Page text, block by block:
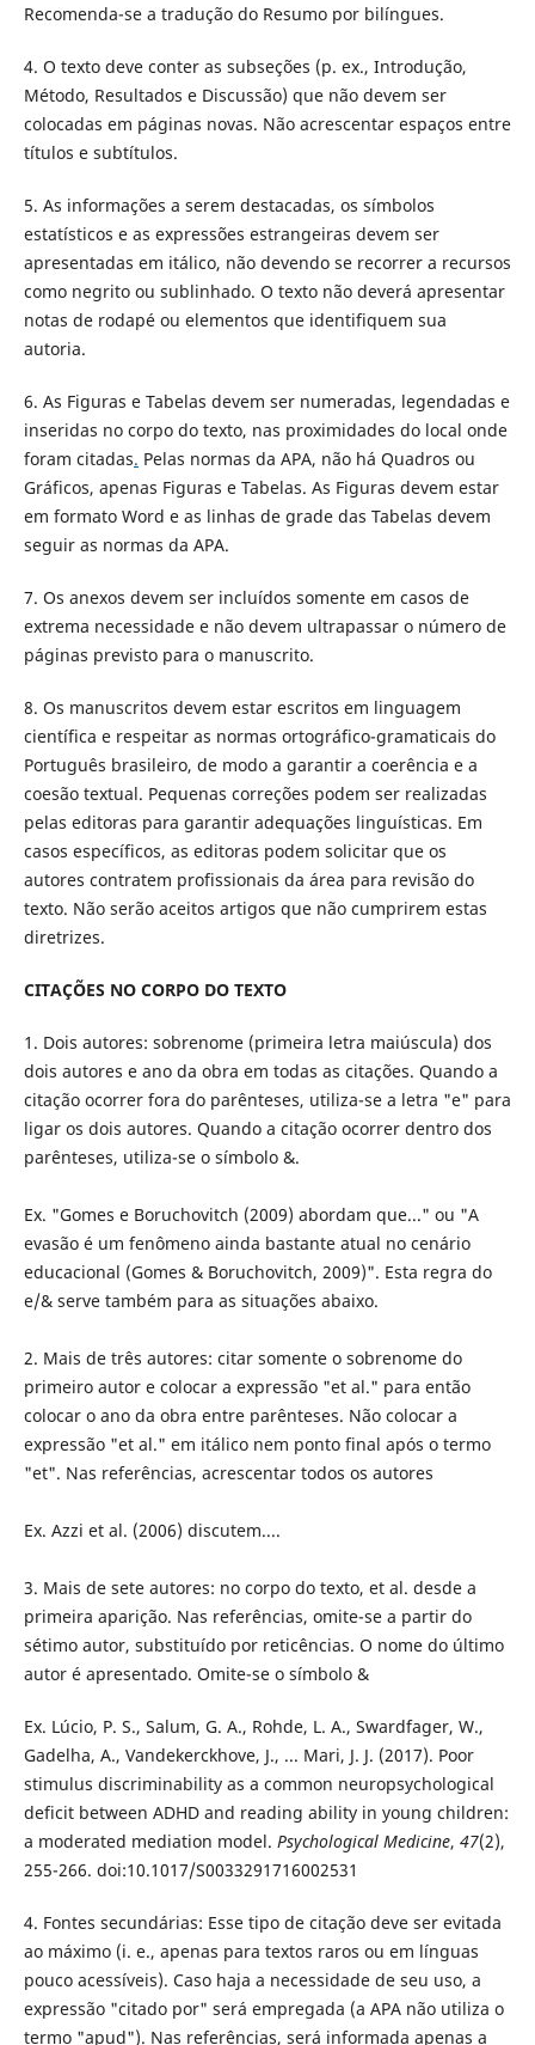
Recomenda-se a tradução do Resumo por bilíngues.
4. O texto deve conter as subseções (p. ex., Introdução,
Método, Resultados e Discussão) que não devem ser
colocadas em páginas novas. Não acrescentar espaços entre
títulos e subtítulos.
5. As informações a serem destacadas, os símbolos
estatísticos e as expressões estrangeiras devem ser
apresentadas em itálico, não devendo se recorrer a recursos
como negrito ou sublinhado. O texto não deverá apresentar
notas de rodapé ou elementos que identifiquem sua
autoria.
6. As Figuras e Tabelas devem ser numeradas, legendadas e
inseridas no corpo do texto, nas proximidades do local onde
foram citadas. Pelas normas da APA, não há Quadros ou
Gráficos, apenas Figuras e Tabelas. As Figuras devem estar
em formato Word e as linhas de grade das Tabelas devem
seguir as normas da APA.
7. Os anexos devem ser incluídos somente em casos de
extrema necessidade e não devem ultrapassar o número de
páginas previsto para o manuscrito.
8. Os manuscritos devem estar escritos em linguagem
científica e respeitar as normas ortográfico-gramaticais do
Português brasileiro, de modo a garantir a coerência e a
coesão textual. Pequenas correções podem ser realizadas
pelas editoras para garantir adequações linguísticas. Em
casos específicos, as editoras podem solicitar que os
autores contratem profissionais da área para revisão do
texto. Não serão aceitos artigos que não cumprirem estas
diretrizes.
CITAÇÕES NO CORPO DO TEXTO
1. Dois autores: sobrenome (primeira letra maiúscula) dos
dois autores e ano da obra em todas as citações. Quando a
citação ocorrer fora do parênteses, utiliza-se a letra "e" para
ligar os dois autores. Quando a citação ocorrer dentro dos
parênteses, utiliza-se o símbolo &.
Ex. "Gomes e Boruchovitch (2009) abordam que..." ou "A
evasão é um fenômeno ainda bastante atual no cenário
educacional (Gomes & Boruchovitch, 2009)". Esta regra do
e/& serve também para as situações abaixo.
2. Mais de três autores: citar somente o sobrenome do
primeiro autor e colocar a expressão "et al." para então
colocar o ano da obra entre parênteses. Não colocar a
expressão "et al." em itálico nem ponto final após o termo
"et". Nas referências, acrescentar todos os autores
Ex. Azzi et al. (2006) discutem....
3. Mais de sete autores: no corpo do texto, et al. desde a
primeira aparição. Nas referências, omite-se a partir do
sétimo autor, substituído por reticências. O nome do último
autor é apresentado. Omite-se o símbolo &
Ex. Lúcio, P. S., Salum, G. A., Rohde, L. A., Swardfager, W.,
Gadelha, A., Vandekerckhove, J., ... Mari, J. J. (2017). Poor
stimulus discriminability as a common neuropsychological
deficit between ADHD and reading ability in young children:
a moderated mediation model. Psychological Medicine, 47(2),
255-266. doi:10.1017/S0033291716002531
4. Fontes secundárias: Esse tipo de citação deve ser evitada
ao máximo (i. e., apenas para textos raros ou em línguas
pouco acessíveis). Caso haja a necessidade de seu uso, a
expressão "citado por" será empregada (a APA não utiliza o
termo "apud"). Nas referências, será informada apenas a